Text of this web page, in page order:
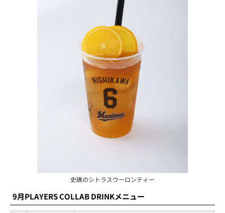
史礁のシトラスウーロンティー
9月PLAYERS COLLAB DRINKメニュー